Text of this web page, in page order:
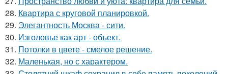
28. Квартира с круговой планировкой.
29. Элегантность Москва - сити.
30. Изголовье как арт - объект.
31. Потолки в цвете - смелое решение.
32. Маленькая, но с характером.